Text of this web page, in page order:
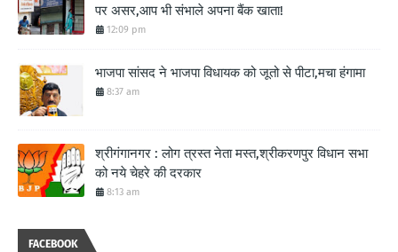
पर असर,आप भी संभाले अपना बैंक खाता!
12:09 pm
भाजपा सांसद ने भाजपा विधायक को जूतो से पीटा,मचा हंगामा
8:37 am
श्रीगंगानगर : लोग त्रस्त नेता मस्त,श्रीकरणपुर विधान सभा
को नये चेहरे की दरकार
8:13 am
FACEBOOK